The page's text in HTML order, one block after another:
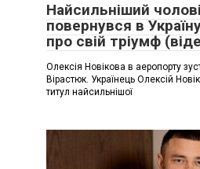
Найсильніший
повернувся в
про свій тріумф
Олексія Новікова в аеропорту
Вірастюк. Українець Олексій
титул найсильнішої